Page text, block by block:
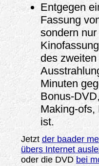
Entgegen
Fassung
sondern
des
Minuten
Bonus-
Making-ofs,
ist.
Jetzt der baader
übers Internet
oder die DVD bei